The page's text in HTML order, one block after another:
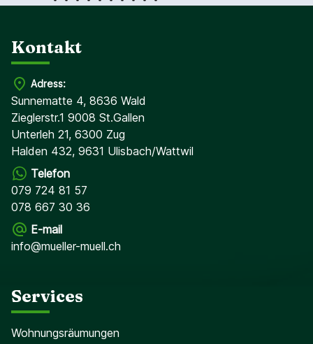
Kontakt
Adress:
Sunnematte 4, 8636 Wald
Zieglerstr.1 9008 St.Gallen
Unterleh 21, 6300 Zug
Halden 432, 9631 Ulisbach/Wattwil
Telefon
079 724 81 57
078 667 30 36
E-mail
info@mueller-muell.ch
Services
Wohnungsräumungen